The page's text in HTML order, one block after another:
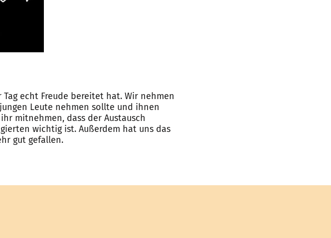
echt Freude bereitet hat. Wir nehmen
Leute nehmen sollte und ihnen
mitnehmen, dass der Austausch
wichtig ist. Außerdem hat uns das
gut gefallen.